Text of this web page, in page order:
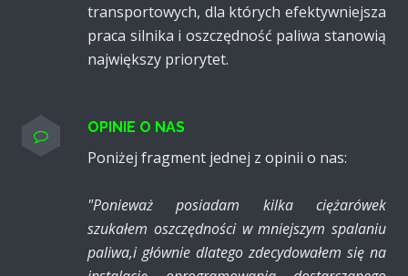
transpor­towych, dla których efektyw­niejsza
praca silnika i oszczę­dność paliwa stanowią
naj­większy priorytet.
OPINIE O NAS
Poniżej fragment jednej z opinii o nas:
"Ponieważ posiadam kilka ciężarówek
szukałem oszczędności w mniejszym spalaniu
paliwa,i głównie dlatego zdecydowałem się na